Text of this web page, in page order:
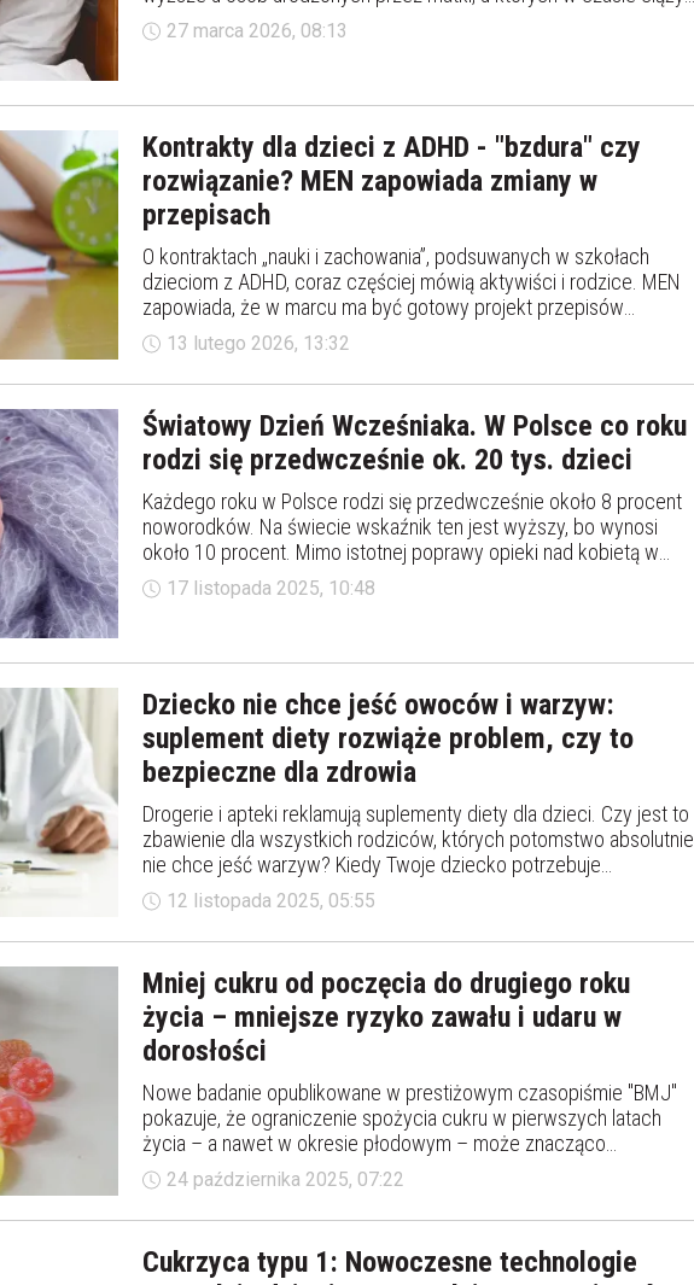
doszło do odklejenia łożyska – informuje „Journal of the American
Heart Association”.
27 marca 2026, 08:13
Kontrakty dla dzieci z ADHD - "bzdura" czy
rozwiązanie? MEN zapowiada zmiany w
przepisach
O kontraktach „nauki i zachowania”, podsuwanych w szkołach
dzieciom z ADHD, coraz częściej mówią aktywiści i rodzice. MEN
zapowiada, że w marcu ma być gotowy projekt przepisów
wspierających dzieci z zespołem nadpobudliwości
psychoruchowej. Jak podaje „Gazeta Wyborcza".
13 lutego 2026, 13:32
Światowy Dzień Wcześniaka. W Polsce co roku
rodzi się przedwcześnie ok. 20 tys. dzieci
Każdego roku w Polsce rodzi się przedwcześnie około 8 procent
noworodków. Na świecie wskaźnik ten jest wyższy, bo wynosi
około 10 procent. Mimo istotnej poprawy opieki nad kobietą w
ciąży oraz wdrożenia najnowszych standardów opieki perinatalnej
odsetek wcześniactwa od wielu lat utrzymuje się na stałym
17 listopada 2025, 10:48
Dziecko nie chce jeść owoców i warzyw:
suplement diety rozwiąże problem, czy to
bezpieczne dla zdrowia
Drogerie i apteki reklamują suplementy diety dla dzieci. Czy jest to
zbawienie dla wszystkich rodziców, których potomstwo absolutnie
nie chce jeść warzyw? Kiedy Twoje dziecko potrzebuje
dodatkowych witamin i jakich taktyk mogą użyć rodzice, aby
przekonać swoje pociechy do diety bogatej w warzywa i owoce.
12 listopada 2025, 05:55
Mniej cukru od poczęcia do drugiego roku
życia – mniejsze ryzyko zawału i udaru w
dorosłości
Nowe badanie opublikowane w prestiżowym czasopiśmie "BMJ"
pokazuje, że ograniczenie spożycia cukru w pierwszych latach
życia – a nawet w okresie płodowym – może znacząco
zmniejszyć ryzyko chorób serca, udaru i niewydolności krążenia w
dorosłości. Kobiety w ciąży oraz rodzice małych dzieci powinni
zwracać szczególną uwagę na zawartość cukru w diecie.
24 października 2025, 07:22
Cukrzyca typu 1: Nowoczesne technologie